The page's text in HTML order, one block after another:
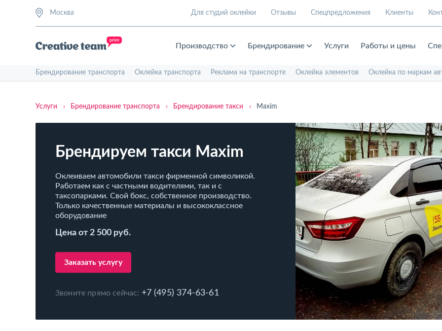
Москва Для студий оклейки Отзывы Спецпредложения Клиенты
Производство Брендирование Услуги Работы и цены
Брендирование транспорта Оклейка транспорта Реклама на транспорте Оклейка элементов Оклейка по маркам
Услуги › Брендирование транспорта › Брендирование такси › Maxim
Брендируем такси Maxim
Оклеиваем автомобили такси фирменной символикой.
Работаем как с частными водителями, так и с
таксопарками. Свой бокс, собственное производство.
Только качественные материалы и высококлассное
оборудование
Цена от 2 500 руб.
Заказать услугу
Звоните прямо сейчас: +7 (495) 374-63-61